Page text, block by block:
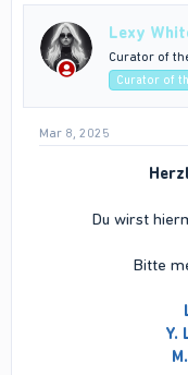
Lexy
Curator of
Curator of
Mar 8, 2025
Du wirst
Bitte
Y.